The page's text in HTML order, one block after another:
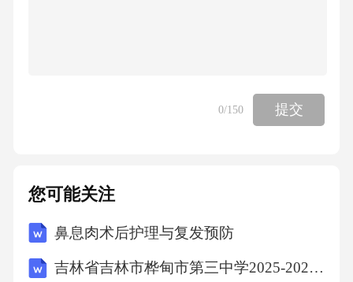
要。02对受害者进行初步伤情评估，并记录详
细情况，为后续医疗救治和责任认定提供依
施。04现场保护与证据收集目击者询问与记录
受害者伤情评估事故报告撰写高空坠物案例分
析05国内外典型事故上海高层住宅坠物事件201
0/150 提交
您可能关注
鼻息肉术后护理与复发预防
吉林省吉林市桦甸市第三中学2025-2026学年第二学期八年级期末英语试题（文字版含答案）